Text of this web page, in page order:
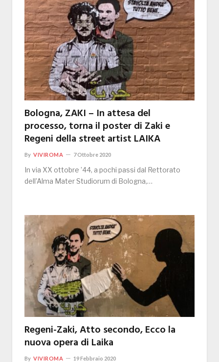
Bologna, ZAKI – In attesa del
processo, torna il poster di Zaki e
Regeni della street artist LAIKA
By VIVIROMA 7 Ottobre 2020
In via XX ottobre ’44, a pochi passi dal Rettorato
dell’Alma Mater Studiorum di Bologna,…
Regeni-Zaki, Atto secondo, Ecco la
nuova opera di Laika
By VIVIROMA 19 Febbraio 2020